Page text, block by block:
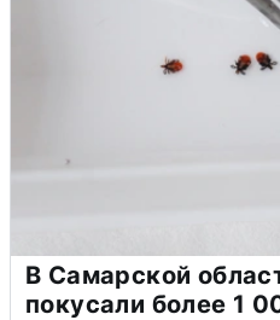
В Самарской
покусали более 1